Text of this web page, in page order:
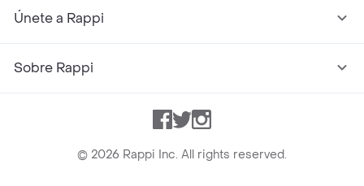
Únete a Rappi
Sobre Rappi
Facebook
TwitterInstagram
© 2026 Rappi Inc. All rights reserved.